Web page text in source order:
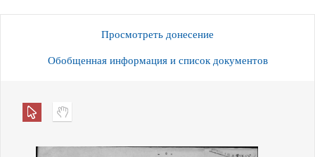
Просмотреть донесение
Обобщенная информация и список документов